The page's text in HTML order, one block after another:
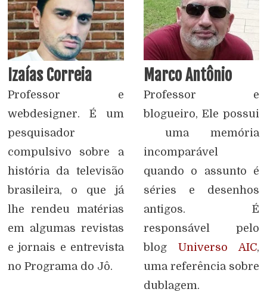
Izaías Correia
Professor e
webdesigner. É um
pesquisador
compulsivo sobre a
história da televisão
brasileira, o que já
lhe rendeu matérias
em algumas revistas
e jornais e entrevista
no Programa do Jô.
Marco Antônio
Professor e
blogueiro, Ele possui
uma memória
incomparável
quando o assunto é
séries e desenhos
antigos. É
responsável pelo
blog Universo AIC,
uma referência sobre
dublagem.